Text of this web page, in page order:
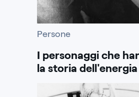
Persone
I personaggi che
la storia dell'energia